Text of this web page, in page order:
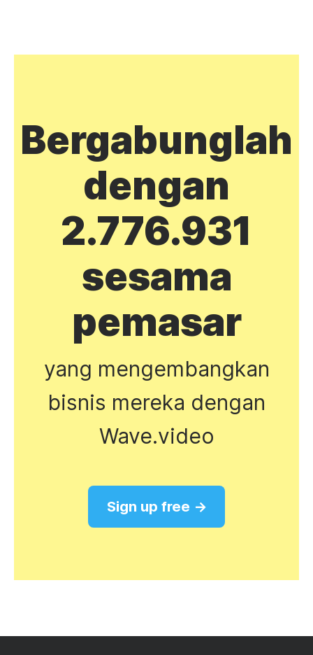
Bergabunglah
dengan
2.776.931
sesama
pemasar
yang mengembangkan
bisnis mereka dengan
Wave.video
Sign up free →